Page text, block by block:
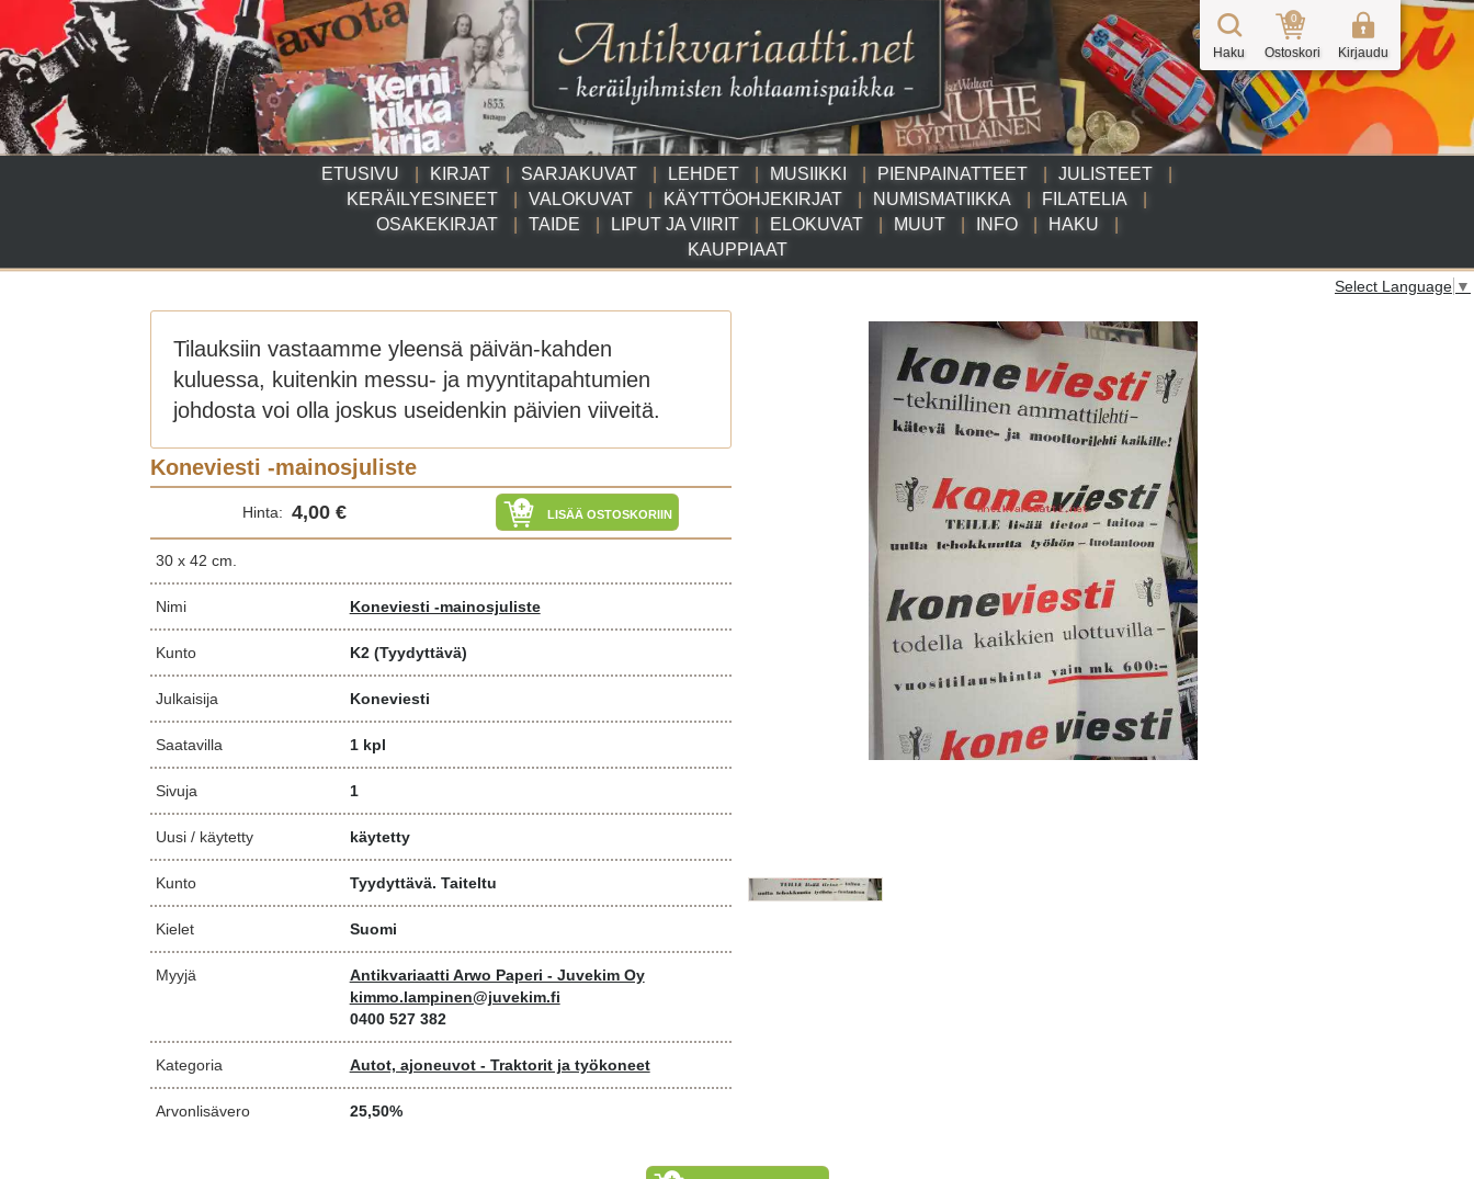
ETUSIVU KIRJAT SARJAKUVAT LEHDET MUSIIKKI PIENPAINATTEET
JULISTEET
KERÄILYESINEET
VALOKUVAT KÄYTTÖOHJEKIRJAT NUMISMATIIKKA
FILATELIA
OSAKEKIRJAT
TAIDE LIPUT JA VIIRIT ELOKUVAT MUUT INFO
HAKU
KAUPPIAAT
Haku
0
Ostoskori Kirjaudu
Select Language ▼
Tilauksiin vastaamme yleensä päivän-kahden
kuluessa, kuitenkin messu- ja myyntitapahtumien
johdosta voi olla joskus useidenkin päivien viiveitä.
Koneviesti -mainosjuliste
Hinta: 4,00 € LISÄÄ OSTOSKORIIN
30 x 42 cm.
Nimi Koneviesti -mainosjuliste
Kunto K2 (Tyydyttävä)
Julkaisija Koneviesti
Saatavilla 1 kpl
Sivuja 1
Uusi / käytetty käytetty
Kunto Tyydyttävä. Taiteltu
Kielet Suomi
Myyjä
Antikvariaatti Arwo Paperi - Juvekim Oy
kimmo.lampinen@juvekim.fi
0400 527 382
Kategoria Autot, ajoneuvot - Traktorit ja työkoneet
Arvonlisävero 25,50%